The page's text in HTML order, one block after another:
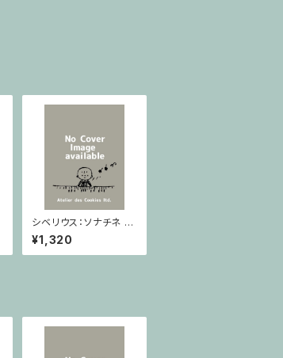
シベリウス：ソナチネ ホ
長調 Op.80 / ヴァイオ
リンとピアノ
¥1,320